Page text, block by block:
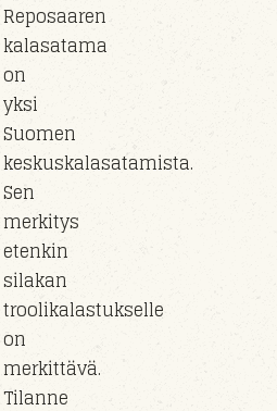
Reposaaren
kalasatama
on
yksi
Suomen
keskuskalasatamista.
Sen
merkitys
etenkin
silakan
troolikalastukselle
on
merkittävä.
Tilanne